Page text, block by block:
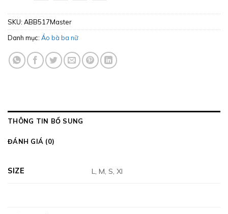
SKU: ABB517Master
Danh mục: Áo bà ba nữ
THÔNG TIN BỔ SUNG
ĐÁNH GIÁ (0)
SIZE L, M, S, Xl